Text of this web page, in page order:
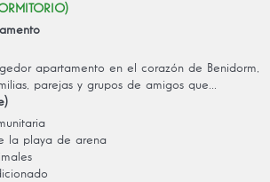
apartamento en el corazón de Benidorm,
parejas y grupos de amigos que...
la playa de arena